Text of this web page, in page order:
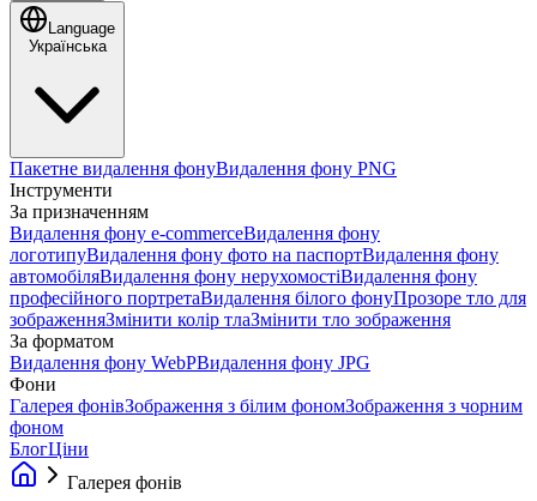
Language
Українська
Пакетне видалення фонуВидалення фону PNG
Інструменти
За призначенням
Видалення фону e-commerceВидалення фону
логотипуВидалення фону фото на паспортВидалення фону
автомобіляВидалення фону нерухомостіВидалення фону
професійного портретаВидалення білого фонуПрозоре тло для
зображенняЗмінити колір тлаЗмінити тло зображення
За форматом
Видалення фону WebPВидалення фону JPG
Фони
Галерея фонівЗображення з білим фономЗображення з чорним
фоном
БлогЦіни
Галерея фонів